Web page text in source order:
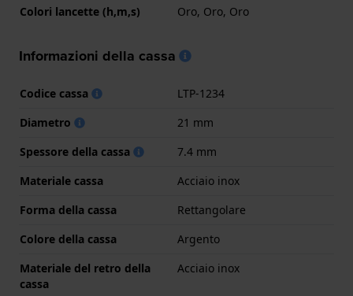
Colori lancette (h,m,s)
Oro, Oro, Oro
Informazioni della cassa
Codice cassa
LTP-1234
Diametro
21 mm
Spessore della cassa
7.4 mm
Materiale cassa
Acciaio inox
Forma della cassa
Rettangolare
Colore della cassa
Argento
Materiale del retro della
cassa
Acciaio inox